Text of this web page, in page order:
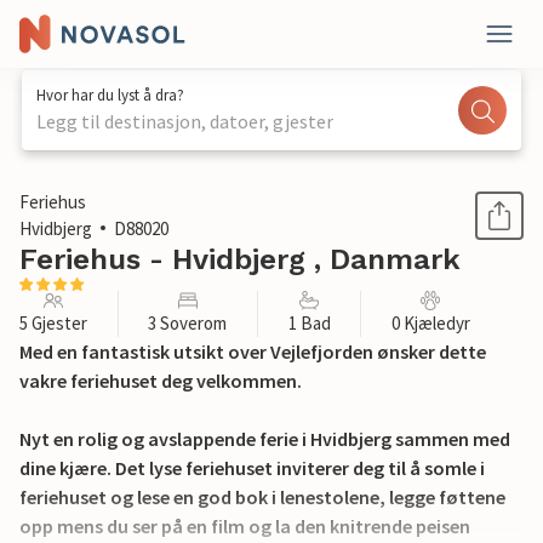
Hvor har du lyst å dra?
Legg til destinasjon, datoer, gjester
1 / 32
Feriehus
Hvidbjerg
D88020
Feriehus - Hvidbjerg , Danmark
5 Gjester 3 Soverom 1 Bad 0 Kjæledyr
Med en fantastisk utsikt over Vejlefjorden ønsker dette
vakre feriehuset deg velkommen.
Nyt en rolig og avslappende ferie i Hvidbjerg sammen med
dine kjære. Det lyse feriehuset inviterer deg til å somle i
feriehuset og lese en god bok i lenestolene, legge føttene
opp mens du ser på en film og la den knitrende peisen